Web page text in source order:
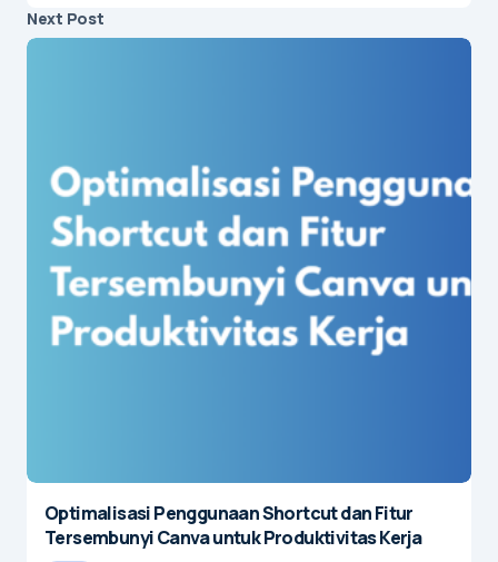
Next Post
Optimalisasi Penggunaan Shortcut dan Fitur
Tersembunyi Canva untuk Produktivitas Kerja